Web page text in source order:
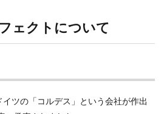
ェクトについて
ツの「コルデス」という会社が作出